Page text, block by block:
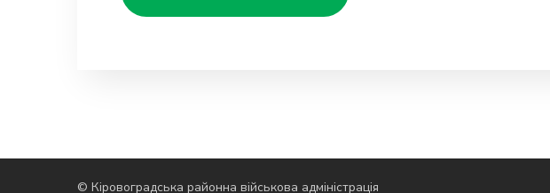
© Кіровоградська районна військова адміністрація